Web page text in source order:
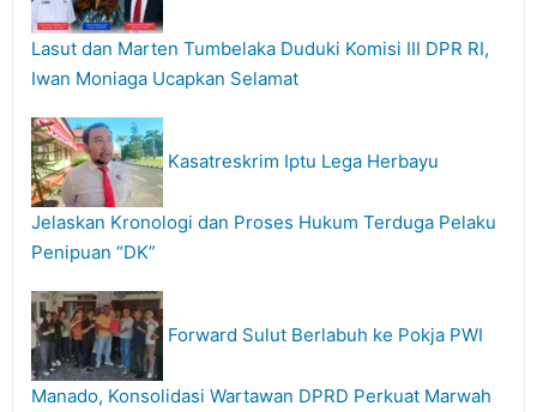
Lasut dan Marten Tumbelaka Duduki Komisi III DPR RI,
Iwan Moniaga Ucapkan Selamat
Kasatreskrim Iptu Lega Herbayu
Jelaskan Kronologi dan Proses Hukum Terduga Pelaku
Penipuan “DK”
Forward Sulut Berlabuh ke Pokja PWI
Manado, Konsolidasi Wartawan DPRD Perkuat Marwah